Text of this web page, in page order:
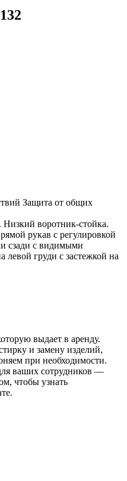
Защита от общих
воротник-стойка.
рукав с регулировкой
сзади с видимыми
груди с застежкой на
выдает в аренду.
и замену изделий,
при необходимости.
ваших сотрудников —
чтобы узнать